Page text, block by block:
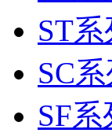
ST
SC
SF